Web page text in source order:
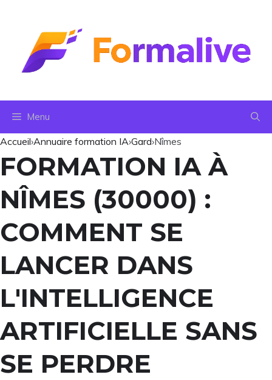
Menu
Accueil›Annuaire formation IA›Gard›Nîmes
FORMATION IA À
NÎMES (30000) :
COMMENT SE
LANCER DANS
L'INTELLIGENCE
ARTIFICIELLE SANS
SE PERDRE